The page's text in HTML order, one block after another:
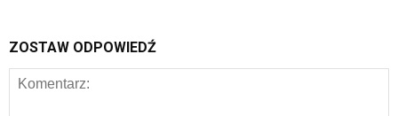
ZOSTAW ODPOWIEDŹ